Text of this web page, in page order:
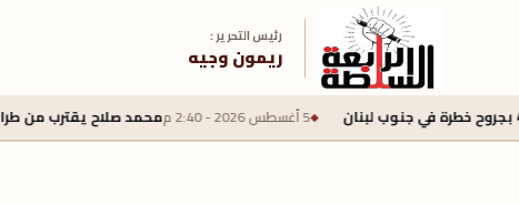
رئيس التحرير :
ريمون وجيه
5 أغسطس 2026 - 2:40 م محمد صلاح يقترب من طرابزون سبور بعقد لمدة